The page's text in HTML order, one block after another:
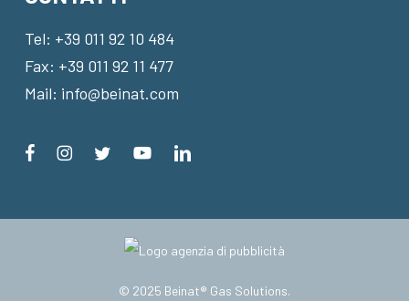
Tel: +39 011 92 10 484
Fax: +39 011 92 11 477
Mail: info@beinat.com
© 2025 Beinat® Gas Solutions.